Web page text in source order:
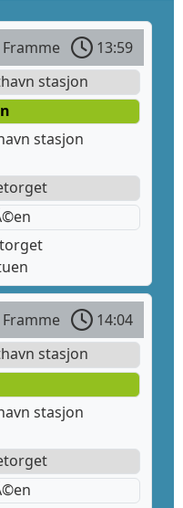
Framme
13:59
stasjon
stasjon
Framme
14:04
stasjon
stasjon